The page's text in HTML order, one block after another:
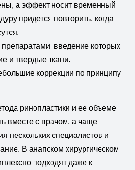
а эффект носит временный
придется повторить, когда
введение которых
и твердые ткани.
коррекции по принципу
ринопластики и ее объеме
вместе с врачом, а чаще
нескольких специалистов и
В анапском хирургическом
подходят даже к